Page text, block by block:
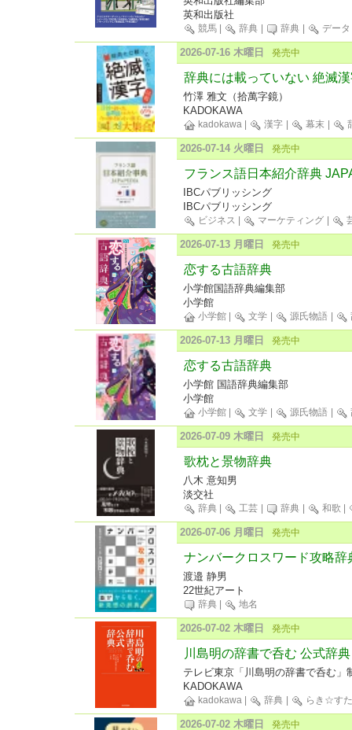
英和出版社
競馬 辞典 辞典 データ
2026-07-16 木曜日 発売中
辞典には載っていない 絶滅
竹澤 雅文（拾萬字鏡）
KADOKAWA
kadokawa 漢字 幕末
2026-07-14 火曜日 発売中
フランス語日本紹介辞典
IBCパブリッシング
IBCパブリッシング
ビジネス マーケティング
2026-07-13 月曜日 発売中
恋する古語辞典
小学館国語辞典編集部
小学館
小学館 文学 源氏物語
2026-07-13 月曜日 発売中
恋する古語辞典
小学館 国語辞典編集部
小学館
小学館 文学 源氏物語
2026-07-09 木曜日 発売中
歌枕と景物辞典
八木 意知男
淡交社
辞典 工芸 辞典 和歌
2026-07-06 月曜日 発売中
ナンバークロスワード攻略辞
渡邉 静男
22世紀アート
辞典 地名
2026-07-02 木曜日 発売中
川島明の辞書で呑む 公式辞典
テレビ東京「川島明の辞書で呑む」
KADOKAWA
kadokawa 辞典 らき☆すた
2026-07-02 木曜日 発売中